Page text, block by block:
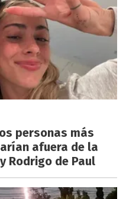
personas más
afuera de la
Rodrigo de Paul